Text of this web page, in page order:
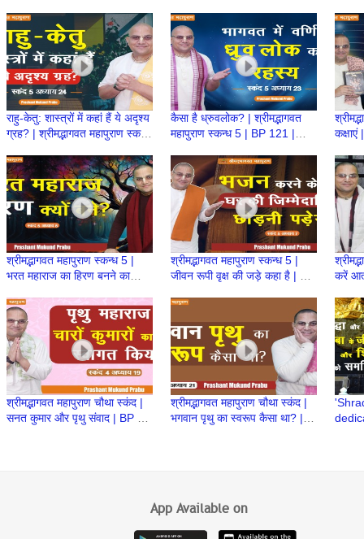
Prabhu
राहु-केतु: शास्त्रों में कहां हैं ये अदृश्य
ग्रह? | श्रीमद्भागवत महापुराण स्कन्ध
कैसा है ध्रुवलोक? | श्रीमद्भागवत
महापुराण स्कन्ध 5 | BP 121 |
कक्षाएं
श्रीमद्भागवत महापुराण स्कन्ध 5 |
भरत महाराज का हिरण बनने का
Mukund Prabhu
श्रीमद्भागवत महापुराण स्कन्ध 5 |
जीवन रूपी वृक्ष की जड़े कहा है | BP
Prabhu
करें
श्रीमद्भागवत महापुराण चौथा स्कंद |
सनत कुमार और पृथु संवाद | BP 89
श्रीमद्भागवत महापुराण चौथा स्कंद |
भगवान पृथु का स्वरूप कैसा था? |
App Available on